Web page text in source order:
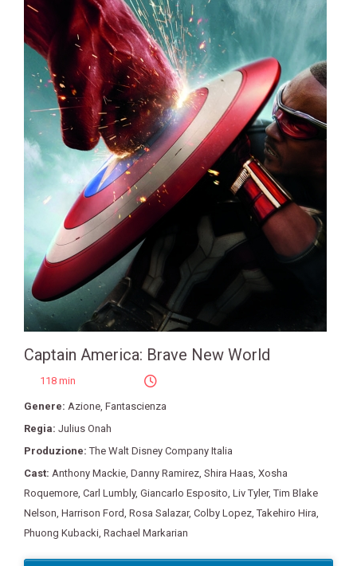
Captain America: Brave New World
118 min
Genere: Azione Fantascienza
Regia: Julius Onah
Produzione:The Walt Disney Company Italia
Cast: Anthony Mackie Danny Ramirez Shira Haas Xosha
Roquemore Carl Lumbly, Giancarlo Esposito Liv Tyler,Tim Blake
Nelson Harrison Ford Rosa Salazar, Colby Lopez ,Takehiro Hira
Phuong Kubacki Rachael Markarian